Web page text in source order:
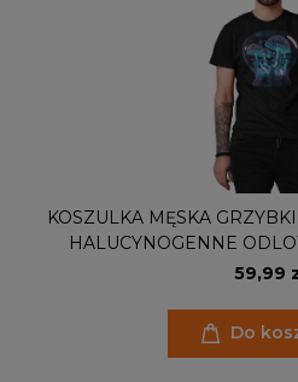
KOSZULKA MĘSKA
HALUCYNOGENNE
59,99
Do